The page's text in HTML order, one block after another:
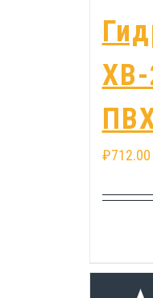
ХВ-
₽712.00